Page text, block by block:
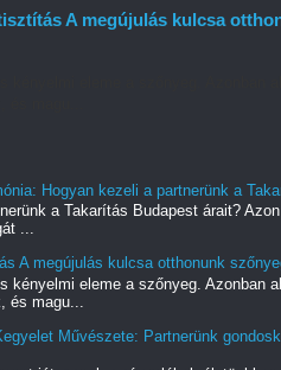
A megújulás kulcsa
Hogyan kezeli a partnerünk a
a Takarítás Budapest árait?
...
A megújulás kulcsa otthonunk
kényelmi eleme a szőnyeg. Azonban
magu...
Művészete: Partnerünk